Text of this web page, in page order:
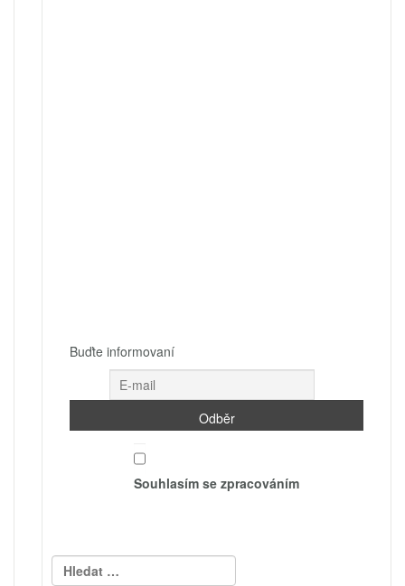
Buďte informovaní
Souhlasím se zpracováním
Vyhledávání